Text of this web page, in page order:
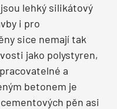
lehký silikátový
i pro
sice nemají tak
jako polystyren,
a
betonem je
pěn asi